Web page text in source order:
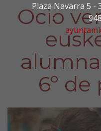
Plaza Navarra 5 -
Ocio
6º